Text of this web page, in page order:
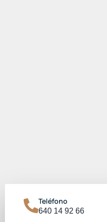
Teléfono
640 14 92 66